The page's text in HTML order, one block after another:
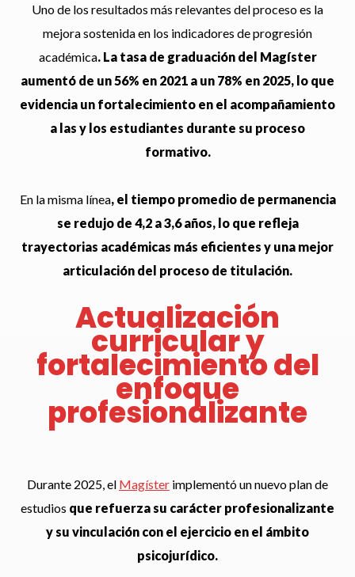
Uno de los resultados más relevantes del proceso es la
mejora sostenida en los indicadores de progresión
académica. La tasa de graduación del Magíster
aumentó de un 56% en 2021 a un 78% en 2025, lo que
evidencia un fortalecimiento en el acompañamiento
a las y los estudiantes durante su proceso
formativo.
En la misma línea, el tiempo promedio de permanencia
se redujo de 4,2 a 3,6 años, lo que refleja
trayectorias académicas más eficientes y una mejor
articulación del proceso de titulación.
Actualización
curricular y
fortalecimiento del
enfoque
profesionalizante
Durante 2025, el Magíster implementó un nuevo plan de
estudios que refuerza su carácter profesionalizante
y su vinculación con el ejercicio en el ámbito
psicojurídico.